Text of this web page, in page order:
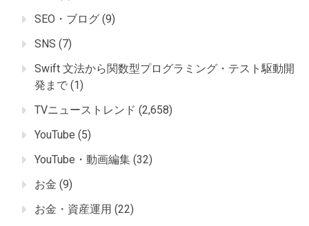
SEO・ブログ (9)
SNS (7)
Swift 文法から関数型プログラミング・テスト駆動開
発まで (1)
TVニューストレンド (2,658)
YouTube (5)
YouTube・動画編集 (32)
お金 (9)
お金・資産運用 (22)